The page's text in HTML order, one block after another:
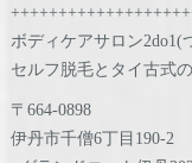
ボディケアサロン2do1(
セルフ脱毛とタイ古式
〒664-0898
伊丹市千僧6丁目190-2